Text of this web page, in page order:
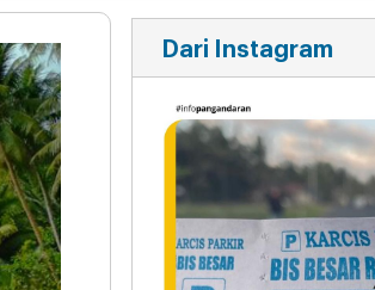
Dari Instagram